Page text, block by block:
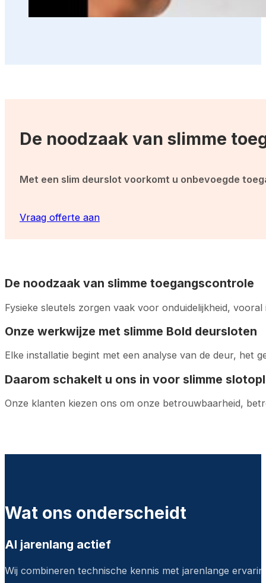
De noodzaak van slimme
Met een slim deurslot voorkomt u onbevoegde
Vraag offerte aan
De noodzaak van slimme toegangscontrole
Fysieke sleutels zorgen vaak voor onduidelijkheid,
Onze werkwijze met slimme Bold deursloten
Elke installatie begint met een analyse van de deur, het
Daarom schakelt u ons in voor slimme
Onze klanten kiezen ons om onze betrouwbaarheid,
Wat ons onderscheidt
Al jarenlang actief
Wij combineren technische kennis met jarenlange